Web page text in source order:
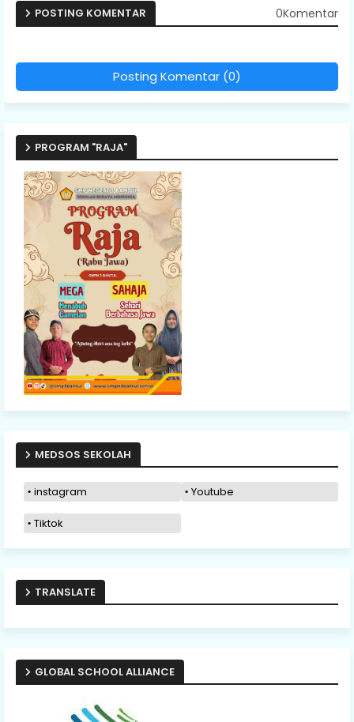
POSTING KOMENTAR 0Komentar
Posting Komentar (0)
PROGRAM "RAJA"
MEDSOS SEKOLAH
instagram Youtube
Tiktok
TRANSLATE
GLOBAL SCHOOL ALLIANCE